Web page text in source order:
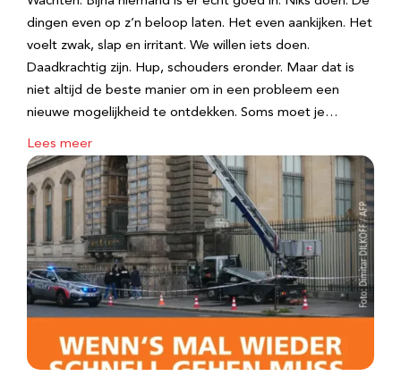
dingen even op z’n beloop laten. Het even aankijken. Het
voelt zwak, slap en irritant. We willen iets doen.
Daadkrachtig zijn. Hup, schouders eronder. Maar dat is
niet altijd de beste manier om in een probleem een
nieuwe mogelijkheid te ontdekken. Soms moet je…
Lees meer